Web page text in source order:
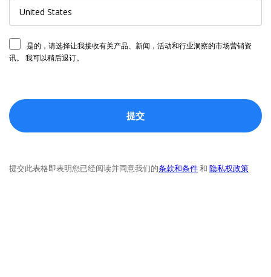
是的，请选择让我接收有关产品、新闻，活动和行业洞察的市场营销资
讯。 我可以稍后退订。
提交此表格即表明您已经阅读并同意我们的条款和条件和 隐私权政策